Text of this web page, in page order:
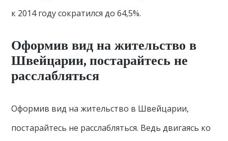
к 2014 году сократился до 64,5%.
Оформив вид на жительство в
Швейцарии, постарайтесь не
расслабляться
Оформив вид на жительство в Швейцарии,
постарайтесь не расслабляться. Ведь двигаясь ко